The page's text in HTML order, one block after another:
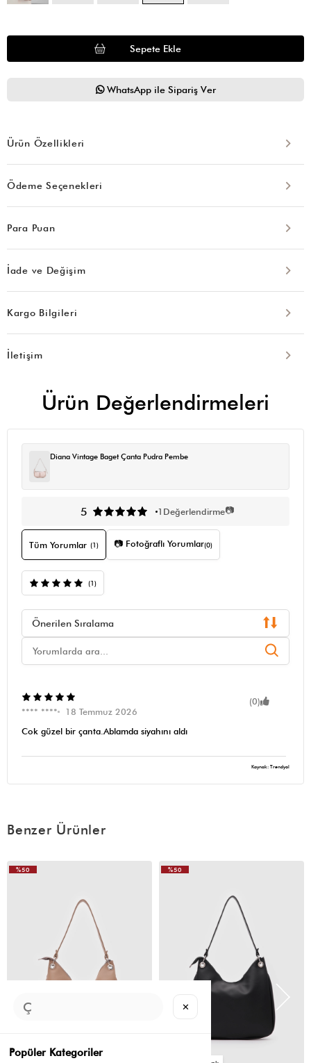
WhatsApp ile Sipariş Ver
Ürün Özellikleri
Ödeme Seçenekleri
Para Puan
İade ve Değişim
Kargo Bilgileri
İletişim
Ürün Değerlendirmeleri
Diana Vintage Baget Çanta Pudra Pembe
5 1 Değerlendirme📷
Tüm Yorumlar (1) 📷 Fotoğraflı Yorumlar(0)
(1)
Önerilen Sıralama
(0)
**** ****
18 Temmuz 2026
Cok güzel bir çanta.Ablamda siyahını aldı
Kaynak: Trendyol
Benzer Ürünler
%50
%50
✕
Popüler Kategoriler